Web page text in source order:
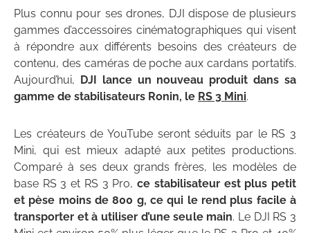
Plus connu pour ses drones, DJI dispose de plusieurs
gammes d’accessoires cinématographiques qui visent
à répondre aux différents besoins des créateurs de
contenu, des caméras de poche aux cardans portatifs.
Aujourd’hui, DJI lance un nouveau produit dans sa
gamme de stabilisateurs Ronin, le RS 3 Mini.
Les créateurs de YouTube seront séduits par le RS 3
Mini, qui est mieux adapté aux petites productions.
Comparé à ses deux grands frères, les modèles de
base RS 3 et RS 3 Pro,ce stabilisateur est plus petit
et pèse moins de 800 g, ce qui le rend plus facile à
transporter et à utiliser d’une seule main. Le DJI RS 3